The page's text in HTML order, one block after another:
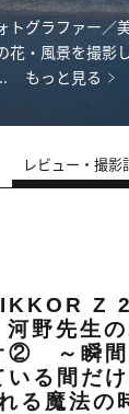
トグラファー／
花・風景を撮影
もっと見る
レビュー・撮影
Z
野先生の
② ～瞬間
る間だ
る魔法の